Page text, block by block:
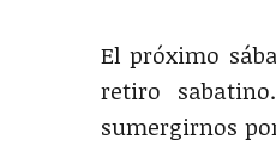
El próximo
retiro
sumergirnos